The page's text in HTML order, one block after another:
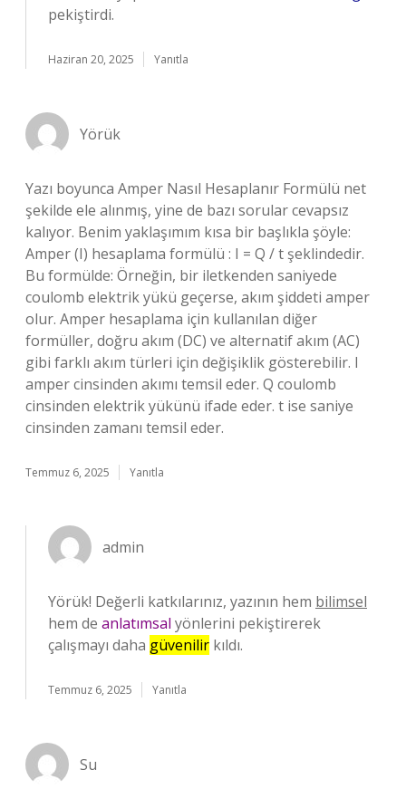
pekiştirdi.
Haziran 20, 2025 Yanıtla
Yörük
Yazı boyunca Amper Nasıl Hesaplanır Formülü net
şekilde ele alınmış, yine de bazı sorular cevapsız
kalıyor. Benim yaklaşımım kısa bir başlıkla şöyle:
Amper (I) hesaplama formülü : I = Q / t şeklindedir.
Bu formülde: Örneğin, bir iletkenden saniyede
coulomb elektrik yükü geçerse, akım şiddeti amper
olur. Amper hesaplama için kullanılan diğer
formüller, doğru akım (DC) ve alternatif akım (AC)
gibi farklı akım türleri için değişiklik gösterebilir. I
amper cinsinden akımı temsil eder. Q coulomb
cinsinden elektrik yükünü ifade eder. t ise saniye
cinsinden zamanı temsil eder.
Temmuz 6, 2025 Yanıtla
admin
Yörük! Değerli katkılarınız, yazının hem bilimsel
hem de anlatımsal yönlerini pekiştirerek
çalışmayı daha güvenilir kıldı.
Temmuz 6, 2025 Yanıtla
Su